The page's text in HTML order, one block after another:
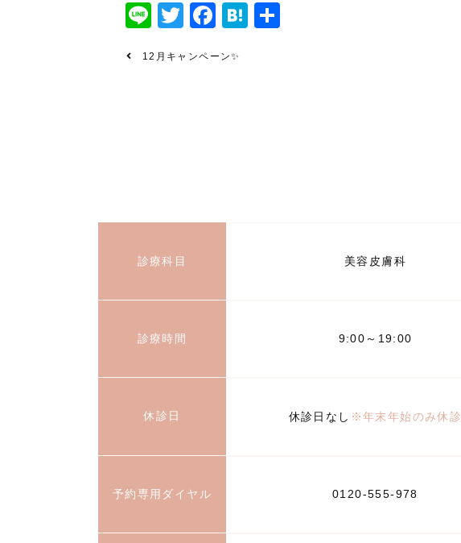
LineTwitter
Facebook
Hatena
12月キャンペーン✨
診療科目 美容皮膚科
診療時間 9:00～19:00
休診日 休診日なし ※年末年始のみ休診
予約専用ダイヤル 0120-555-978